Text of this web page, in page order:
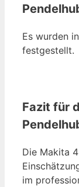
Es wurden
festgestellt.
Fazit für
Die Makita
im